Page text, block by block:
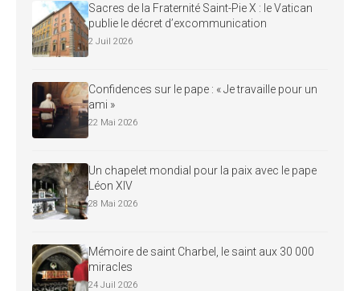
Sacres de la Fraternité Saint-Pie X : le Vatican
publie le décret d’excommunication
2 Juil 2026
Confidences sur le pape : « Je travaille pour un
ami »
22 Mai 2026
Un chapelet mondial pour la paix avec le pape
Léon XIV
28 Mai 2026
Mémoire de saint Charbel, le saint aux 30 000
miracles
24 Juil 2026